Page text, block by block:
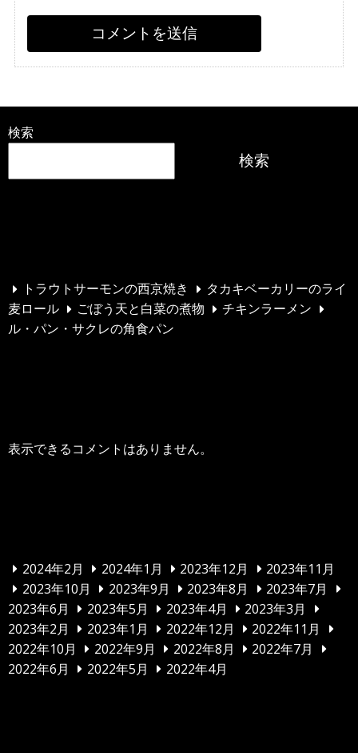
検索
検索
トラウトサーモンの西京焼き
タカキベーカリーのライ
麦ロール
ごぼう天と白菜の煮物
チキンラーメン
ル・パン・サクレの角食パン
表示できるコメントはありません。
2024年2月 2024年1月 2023年12月
2023年11月
2023年10月
2023年9月 2023年8月
2023年7月
2023年6月
2023年5月 2023年4月
2023年3月
2023年2月
2023年1月 2022年12月
2022年11月
2022年10月
2022年9月 2022年8月
2022年7月
2022年6月
2022年5月 2022年4月